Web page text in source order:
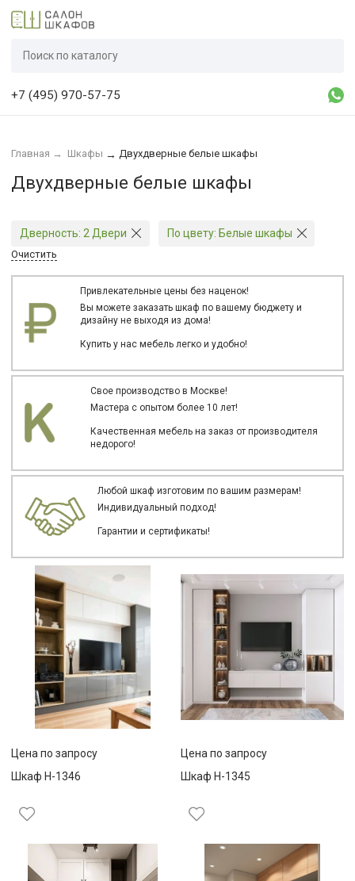
+7 (495) 970-57-75
Главная → Шкафы → Двухдверные белые шкафы
Двухдверные белые шкафы
Дверность: 2 Двери По цвету: Белые шкафы
Очистить
Привлекательные цены без наценок!
Вы можете заказать шкаф по вашему бюджету и
дизайну не выходя из дома!
Купить у нас мебель легко и удобно!
Свое производство в Москве!
Мастера с опытом более 10 лет!
Качественная мебель на заказ от производителя
недорого!
Любой шкаф изготовим по вашим размерам!
Индивидуальный подход!
Гарантии и сертификаты!
Цена по запросу
Шкаф Н-1346
Цена по запросу
Шкаф Н-1345